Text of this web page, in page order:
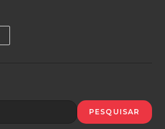
PESQUISAR